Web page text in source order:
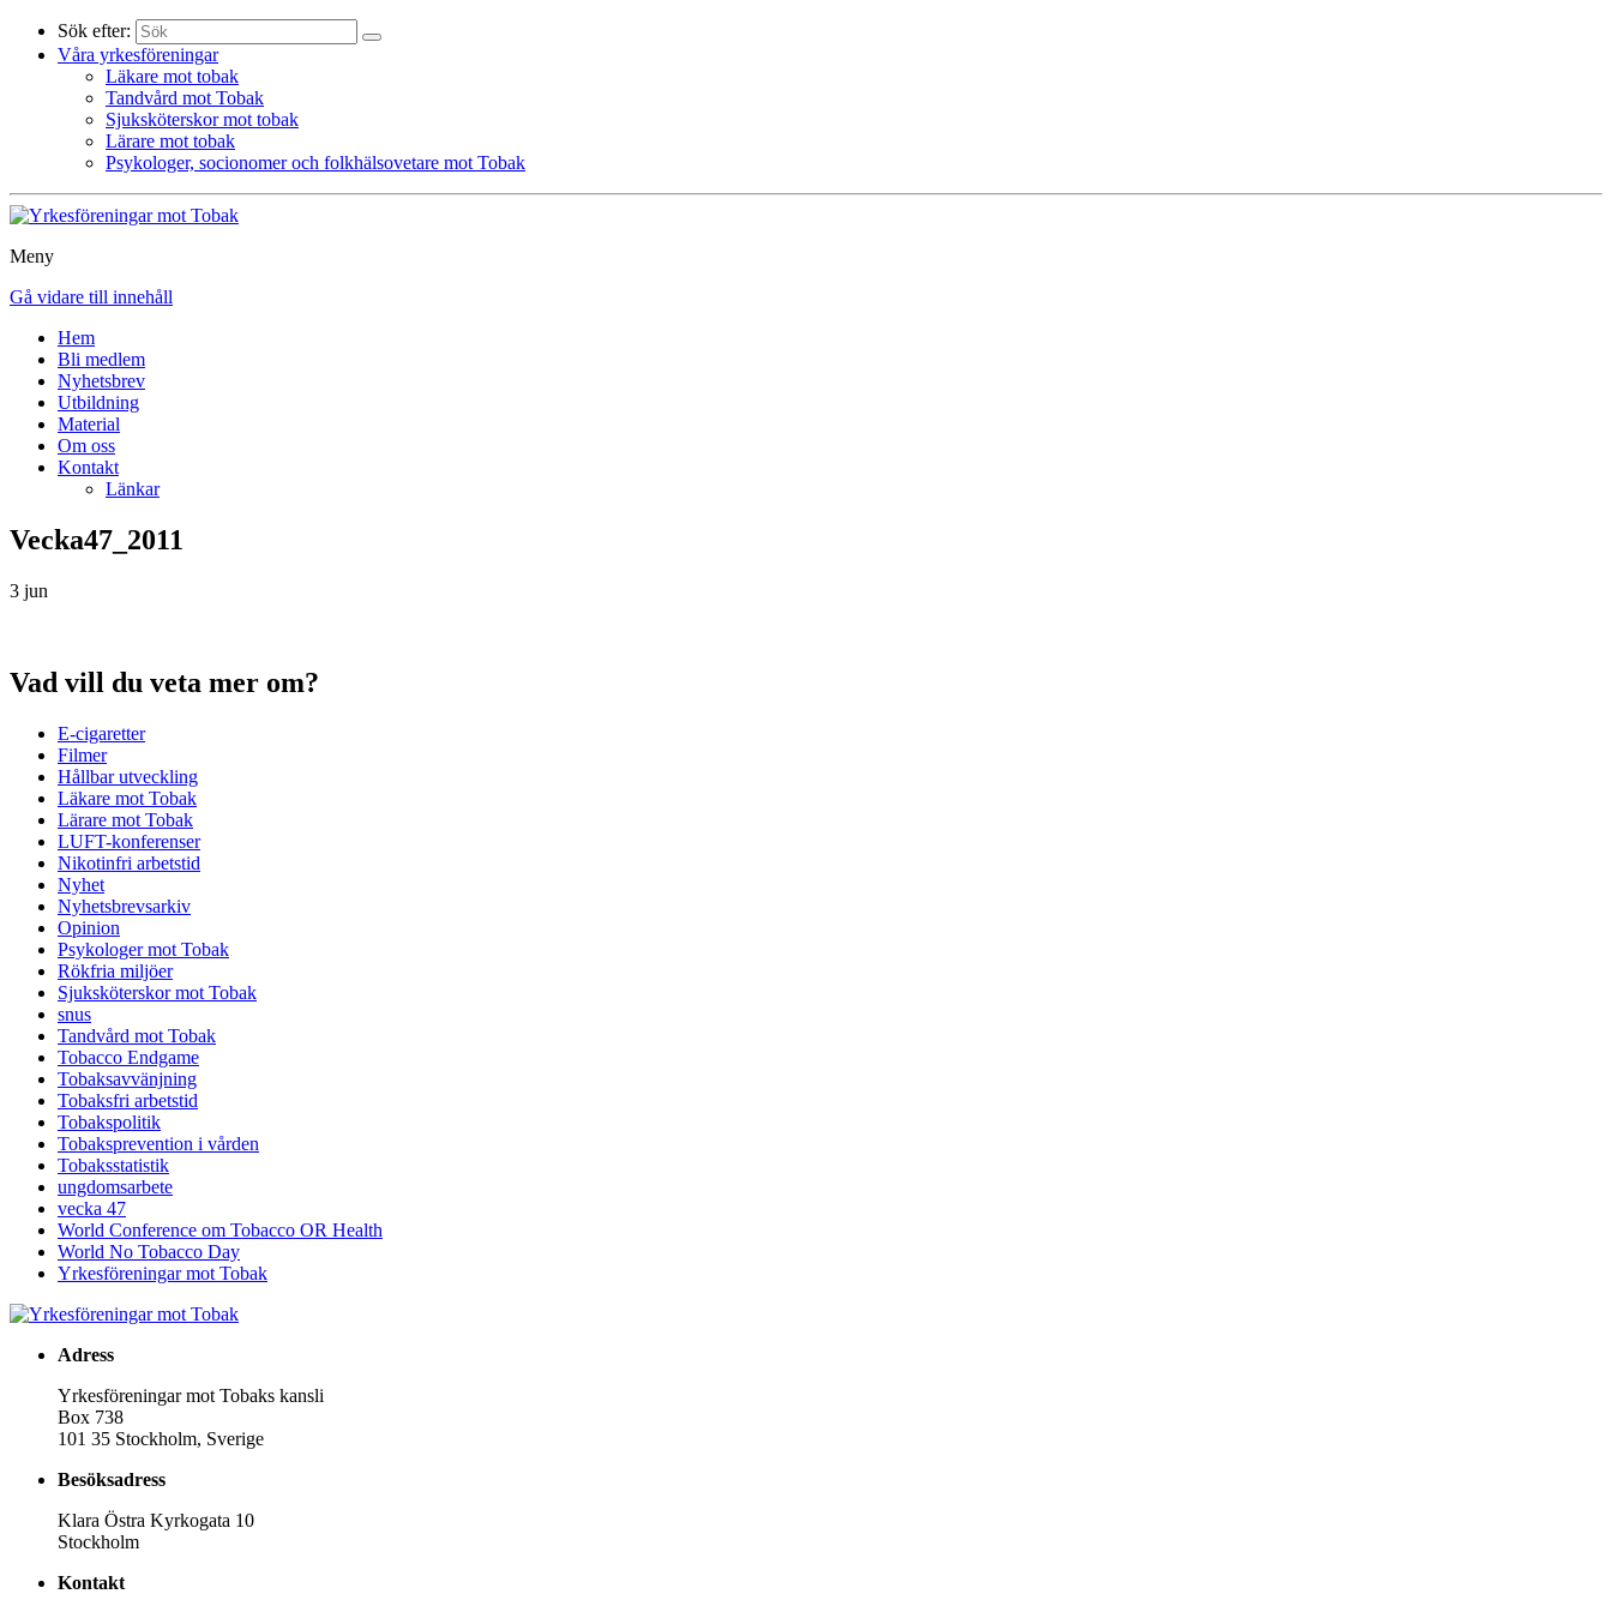
Sök efter:
Våra yrkesföreningar
Läkare mot tobak
Tandvård mot Tobak
Sjuksköterskor mot tobak
Lärare mot tobak
Psykologer, socionomer och folkhälsovetare mot Tobak
Meny
Gå vidare till innehåll
Hem
Bli medlem
Nyhetsbrev
Utbildning
Material
Om oss
Kontakt
Länkar
Vecka47_2011
3 jun
Vad vill du veta mer om?
E-cigaretter
Filmer
Hållbar utveckling
Läkare mot Tobak
Lärare mot Tobak
LUFT-konferenser
Nikotinfri arbetstid
Nyhet
Nyhetsbrevsarkiv
Opinion
Psykologer mot Tobak
Rökfria miljöer
Sjuksköterskor mot Tobak
snus
Tandvård mot Tobak
Tobacco Endgame
Tobaksavvänjning
Tobaksfri arbetstid
Tobakspolitik
Tobaksprevention i vården
Tobaksstatistik
ungdomsarbete
vecka 47
World Conference om Tobacco OR Health
World No Tobacco Day
Yrkesföreningar mot Tobak
Adress
Yrkesföreningar mot Tobaks kansli
Box 738
101 35 Stockholm, Sverige
Besöksadress
Klara Östra Kyrkogata 10
Stockholm
Kontakt